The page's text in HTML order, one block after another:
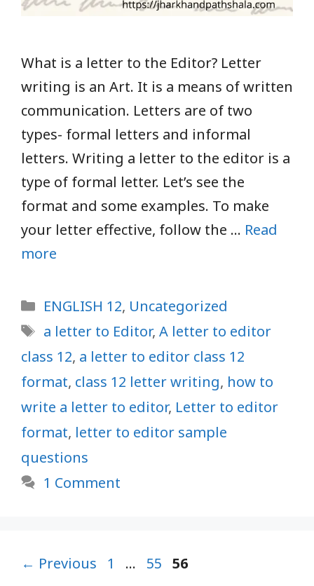
What is a letter to the Editor? Letter
writing is an Art. It is a means of written
communication. Letters are of two
types- formal letters and informal
letters. Writing a letter to the editor is a
type of formal letter. Let’s see the
format and some examples. To make
your letter effective, follow the … Read
more
Categories
ENGLISH 12, Uncategorized
Tags
a letter to Editor, A letter to editor
class 12, a letter to editor class 12
format, class 12 letter writing, how to
write a letter to editor, Letter to editor
format, letter to editor sample
questions
1 Comment
← Previous Page
1 … Page
55 Page
56